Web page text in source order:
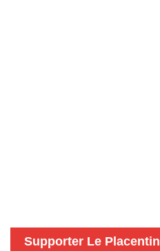
Supporter Le Placentin